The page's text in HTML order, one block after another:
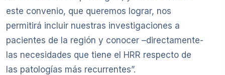
este convenio, que queremos lograr, nos
permitirá incluir nuestras investigaciones a
pacientes de la región y conocer –directamente-
las necesidades que tiene el HRR respecto de
las patologías más recurrentes”.